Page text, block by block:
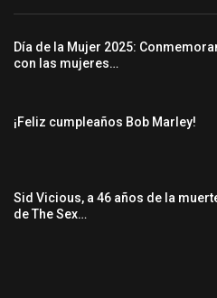
Día de la Mujer 2025:
con las mujeres…
¡Feliz cumpleaños Bob Marley!
Sid Vicious, a 46 años de la
de The Sex…